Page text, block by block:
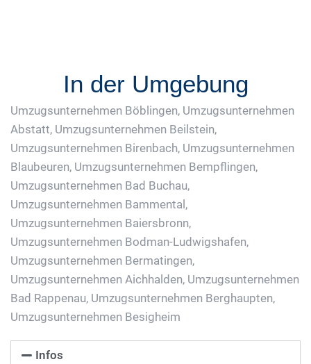
In der Umgebung
Umzugsunternehmen Böblingen, Umzugsunternehmen
Abstatt, Umzugsunternehmen Beilstein,
Umzugsunternehmen Birenbach, Umzugsunternehmen
Blaubeuren, Umzugsunternehmen Bempflingen,
Umzugsunternehmen Bad Buchau,
Umzugsunternehmen Bammental,
Umzugsunternehmen Baiersbronn,
Umzugsunternehmen Bodman-Ludwigshafen,
Umzugsunternehmen Bermatingen,
Umzugsunternehmen Aichhalden, Umzugsunternehmen
Bad Rappenau, Umzugsunternehmen Berghaupten,
Umzugsunternehmen Besigheim
Infos